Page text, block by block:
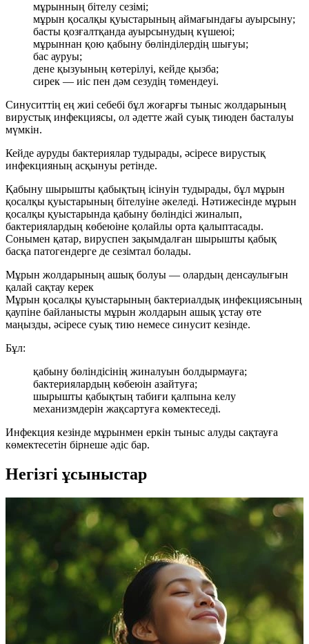
мұрынның бітелу сезімі;
мұрын қосалқы қуыстарының аймағындағы ауырсыну;
басты қозғалтқанда ауырсынудың күшеюі;
мұрыннан қою қабыну бөлінділердің шығуы;
бас ауруы;
дене қызуының көтерілуі, кейде қызба;
сирек — иіс пен дәм сезудің төмендеуі.
Синуситтің ең жиі себебі бұл жоғарғы тыныс жолдарының
вирустық инфекциясы, ол әдетте жай суық тиюден басталуы
мүмкін.
Кейде ауруды бактериялар тудырады, әсіресе вирустық
инфекцияның асқынуы ретінде.
Қабыну шырышты қабықтың ісінуін тудырады, бұл мұрын
қосалқы қуыстарының бітелуіне әкеледі. Нәтижесінде мұрын
қосалқы қуыстарында қабыну бөліндісі жиналып,
бактериялардың көбеюіне қолайлы орта қалыптасады.
Сонымен қатар, вируспен зақымдалған шырышты қабық
басқа патогендерге де сезімтал болады.
Мұрын жолдарының ашық болуы — олардың денсаулығын
қалай сақтау керек
Мұрын қосалқы қуыстарының бактериалдық инфекциясының
қаупіне байланысты мұрын жолдарын ашық ұстау өте
маңызды, әсіресе суық тию немесе синусит кезінде.
Бұл:
қабыну бөліндісінің жиналуын болдырмауға;
бактериялардың көбеюін азайтуға;
шырышты қабықтың табиғи қалпына келу
механизмдерін жақсартуға көмектеседі.
Инфекция кезінде мұрынмен еркін тыныс алуды сақтауға
көмектесетін бірнеше әдіс бар.
Негізгі ұсыныстар